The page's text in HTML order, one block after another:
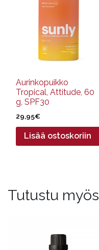
Aurinkopuikko
Tropical, Attitude, 60
g, SPF30
29,95€
Lisää ostoskoriin
Tutustu myös